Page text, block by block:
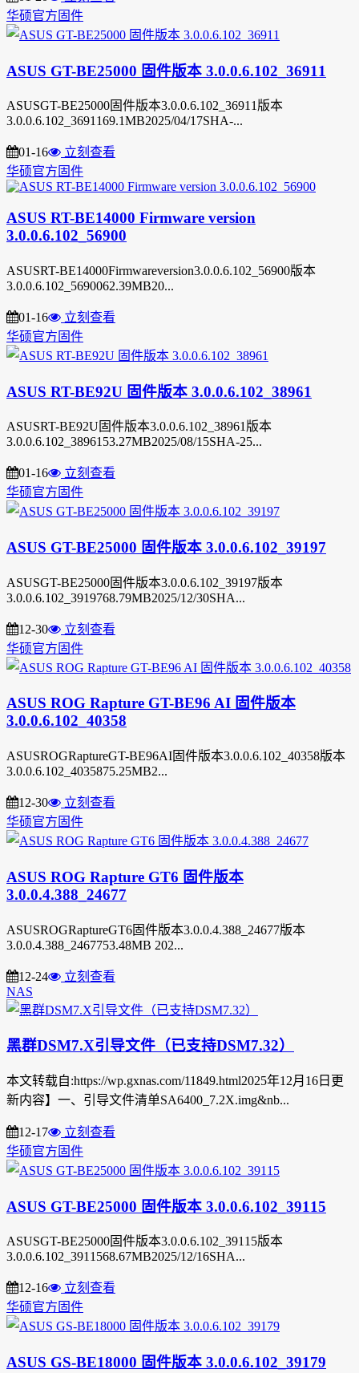
华硕官方固件
ASUS GT-BE25000 固件版本 3.0.0.6.102_36911
ASUSGT-BE25000固件版本3.0.0.6.102_36911版本
3.0.0.6.102_3691169.1MB2025/04/17SHA-...
01-16
立刻查看
华硕官方固件
ASUS RT-BE14000 Firmware version
3.0.0.6.102_56900
ASUSRT-BE14000Firmwareversion3.0.0.6.102_56900版本
3.0.0.6.102_5690062.39MB20...
01-16
立刻查看
华硕官方固件
ASUS RT-BE92U 固件版本 3.0.0.6.102_38961
ASUSRT-BE92U固件版本3.0.0.6.102_38961版本
3.0.0.6.102_3896153.27MB2025/08/15SHA-25...
01-16
立刻查看
华硕官方固件
ASUS GT-BE25000 固件版本 3.0.0.6.102_39197
ASUSGT-BE25000固件版本3.0.0.6.102_39197版本
3.0.0.6.102_3919768.79MB2025/12/30SHA...
12-30
立刻查看
华硕官方固件
ASUS ROG Rapture GT-BE96 AI 固件版本
3.0.0.6.102_40358
ASUSROGRaptureGT-BE96AI固件版本3.0.0.6.102_40358版本
3.0.0.6.102_4035875.25MB2...
12-30
立刻查看
华硕官方固件
ASUS ROG Rapture GT6 固件版本
3.0.0.4.388_24677
ASUSROGRaptureGT6固件版本3.0.0.4.388_24677版本
3.0.0.4.388_2467753.48MB 202...
12-24
立刻查看
NAS
黑群DSM7.X引导文件（已支持DSM7.32）
本文转载自:https://wp.gxnas.com/11849.html2025年12月16日更
新内容】一、引导文件清单SA6400_7.2X.img&nb...
12-17
立刻查看
华硕官方固件
ASUS GT-BE25000 固件版本 3.0.0.6.102_39115
ASUSGT-BE25000固件版本3.0.0.6.102_39115版本
3.0.0.6.102_3911568.67MB2025/12/16SHA...
12-16
立刻查看
华硕官方固件
ASUS GS-BE18000 固件版本 3.0.0.6.102_39179